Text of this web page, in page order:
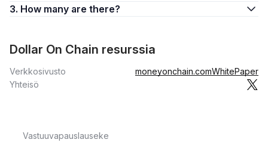
3. How many are there?
Dollar On Chain resurssia
Verkkosivusto moneyonchain.comWhitePaper
Yhteisö
Vastuuvapauslauseke